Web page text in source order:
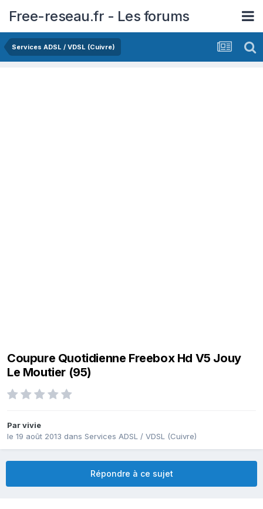
Free-reseau.fr - Les forums
Services ADSL / VDSL (Cuivre)
Coupure Quotidienne Freebox Hd V5 Jouy
Le Moutier (95)
Parvivie
le 19 août 2013 dans Services ADSL / VDSL (Cuivre)
Répondre à ce sujet